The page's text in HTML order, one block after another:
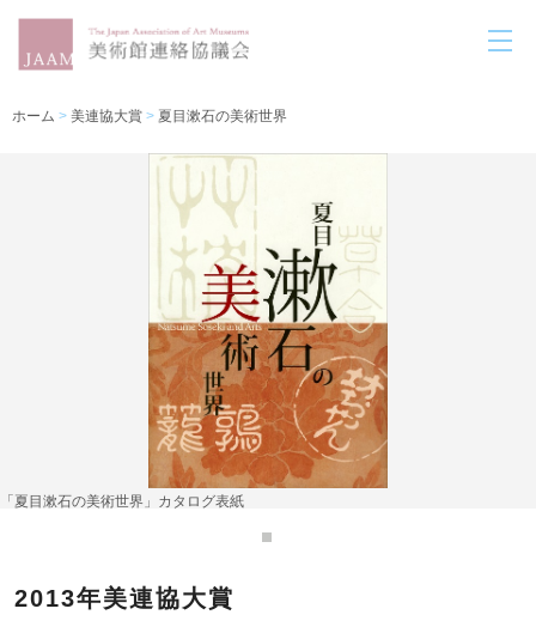
ホーム > 美連協大賞 > 夏目漱石の美術世界
「夏目漱石の美術世界」カタログ表紙
2013年美連協大賞